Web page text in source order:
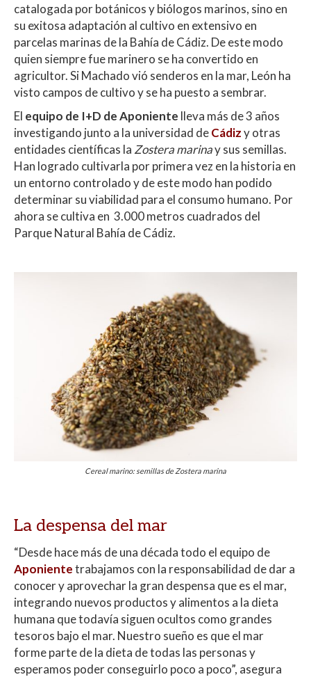
catalogada por botánicos y biólogos marinos, sino en
su exitosa adaptación al cultivo en extensivo en
parcelas marinas de la Bahía de Cádiz. De este modo
quien siempre fue marinero se ha convertido en
agricultor. Si Machado vió senderos en la mar, León ha
visto campos de cultivo y se ha puesto a sembrar.
El equipo de I+D de Aponiente lleva más de 3 años
investigando junto a la universidad deCádizy otras
entidades científicas la Zostera marinay sus semillas.
Han logrado cultivarla por primera vez en la historia en
un entorno controlado y de este modo han podido
determinar su viabilidad para el consumo humano. Por
ahora se cultiva en 3.000 metros cuadrados del
Parque Natural Bahía de Cádiz.
Cereal marino: semillas de Zostera marina
La despensa del mar
“Desde hace más de una década todo el equipo de
Aponientetrabajamos con la responsabilidad de dar a
conocer y aprovechar la gran despensa que es el mar,
integrando nuevos productos y alimentos a la dieta
humana que todavía siguen ocultos como grandes
tesoros bajo el mar. Nuestro sueño es que el mar
forme parte de la dieta de todas las personas y
esperamos poder conseguirlo poco a poco”, asegura